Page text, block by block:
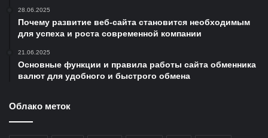
28.06.2025
Почему развитие веб-сайта становится необходимым
для успеха и роста современной компании
21.06.2025
Основные функции и правила работы сайта обменника
валют для удобного и быстрого обмена
Облако меток